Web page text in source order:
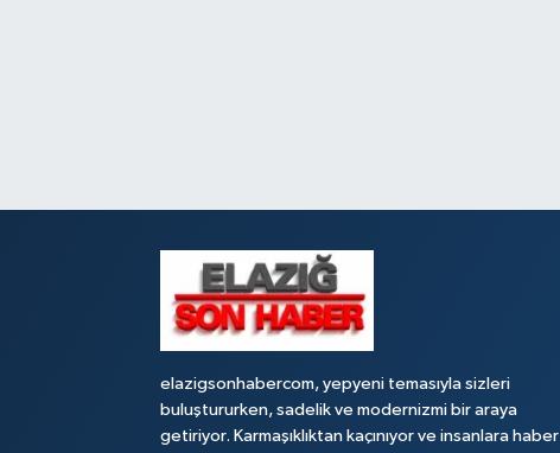
elazigsonhabercom, yepyeni temasıyla sizleri
buluştururken, sadelik ve modernizmi bir araya
getiriyor. Karmaşıklıktan kaçınıyor ve insanlara haber